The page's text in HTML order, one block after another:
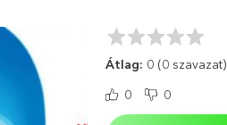
Átlag: 0 (0 szavazat)
0
0